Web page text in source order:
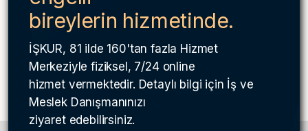
bireylerin hizmetinde.
İŞKUR, 81 ilde 160'tan fazla Hizmet
Merkeziyle fiziksel, 7/24 online
hizmet vermektedir. Detaylı bilgi için İş ve
Meslek Danışmanınızı
ziyaret edebilirsiniz.